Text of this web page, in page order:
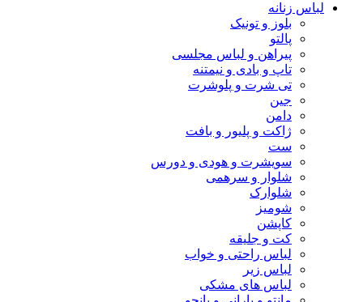
لباس زنانه
بلوز و تونیک
پالتو
پیراهن و لباس مجلسی
تاپ و بادی و نیمتنه
تی شرت و پلوشرت
جین
دامن
ژاکت و پلیور و بافت
ست
سویشرت و هودی و دورس
شلوار و سرهمی
شلوارک
شومیز
کاپشن
کت و جلیقه
لباس راحتی و خواب
لباس زیر
لباس های مشکی